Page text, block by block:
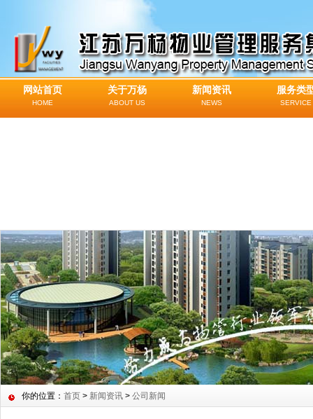
网站首页
HOME
关于万杨
ABOUT US
新闻资讯
NEWS
服务类
SERVICE
你的位置： 首页 > 新闻资讯 > 公司新闻